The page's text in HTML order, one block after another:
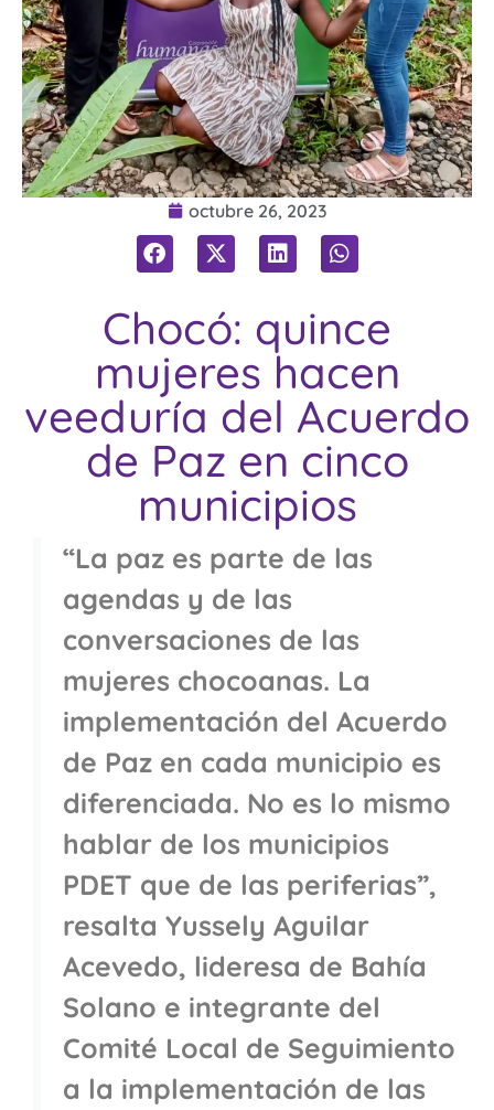
Chocó: quince
mujeres hacen
veeduría del Acuerdo
de Paz en cinco
municipios
“La paz es parte de las
agendas y de las
conversaciones de las
mujeres chocoanas. La
implementación del Acuerdo
de Paz en cada municipio es
diferenciada. No es lo mismo
hablar de los municipios
PDET que de las periferias”,
resalta Yussely Aguilar
Acevedo, lideresa de Bahía
Solano e integrante del
Comité Local de Seguimiento
a la implementación de las
octubre 26, 2023